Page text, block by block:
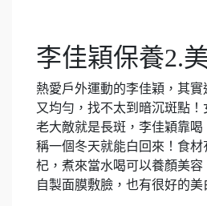
李佳穎保養2.
熱愛戶外運動的李佳穎，其
又均勻，找不太到暗沉斑點
老大敵就是長斑，李佳穎靠
稱一個冬天就能白回來！食材
杞，煮來當水喝可以養顏美
自製面膜敷臉，也有很好的美